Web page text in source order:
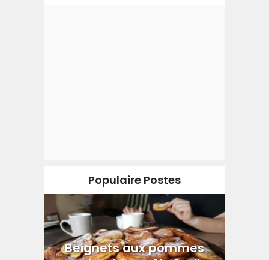
Populaire Postes
Beignets aux pommes